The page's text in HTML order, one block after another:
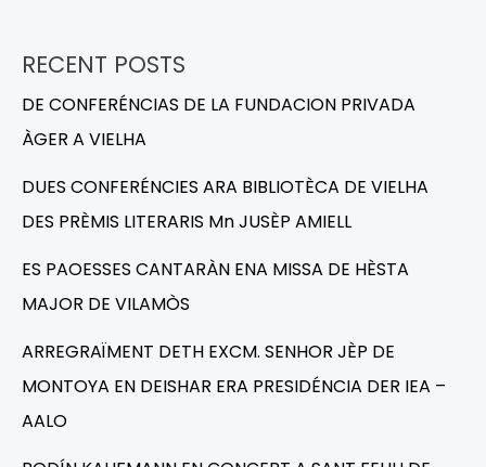
RECENT POSTS
DE CONFERÉNCIAS DE LA FUNDACION PRIVADA
ÀGER A VIELHA
DUES CONFERÉNCIES ARA BIBLIOTÈCA DE VIELHA
DES PRÈMIS LITERARIS Mn JUSÈP AMIELL
ES PAOESSES CANTARÀN ENA MISSA DE HÈSTA
MAJOR DE VILAMÒS
ARREGRAÏMENT DETH EXCM. SENHOR JÈP DE
MONTOYA EN DEISHAR ERA PRESIDÉNCIA DER IEA –
AALO